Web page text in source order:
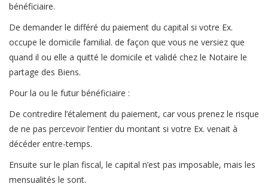
bénéficiaire.
De demander le différé du paiement du capital si votre Ex.
occupe le domicile familial. de façon que vous ne versiez que
quand il ou elle a quitté le domicile et validé chez le Notaire le
partage des Biens.
Pour la ou le futur bénéficiaire :
De contredire l’étalement du paiement, car vous prenez le risque
de ne pas percevoir l’entier du montant si votre Ex. venait à
décéder entre-temps.
Ensuite sur le plan fiscal, le capital n’est pas imposable, mais les
mensualités le sont.